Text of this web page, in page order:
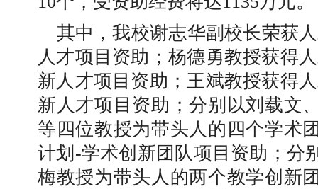
其中，我校谢志华副校长荣获
人才项目资助；杨德勇教授获得
新人才项目资助；王斌教授获得
新人才项目资助；分别以刘载文
等四位教授为带头人的四个学术
计划 -学术创新团队项目资助；分
梅教授为带头人的两个教学创新